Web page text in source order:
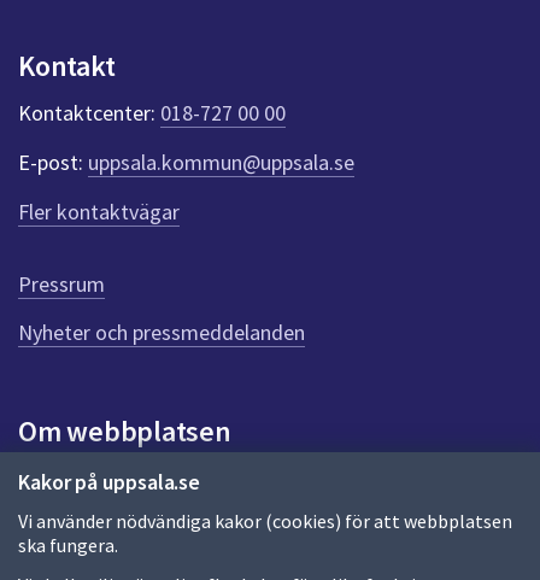
Kakor på uppsala.se
Vi använder nödvändiga kakor (cookies) för att webbplatsen
ska fungera.
k
t
e
r
f
ö
r
e
n
n
a
d
a
Kontakt
Kontaktcenter: 018-727 00 00
E-post: uppsala.kommun@uppsala.se
Fler kontaktvägar
Pressrum
Nyheter och pressmeddelanden
Om webbplatsen
Om webbplatsen
Allmänna handlingar och diarium
Behandling av personuppgifter